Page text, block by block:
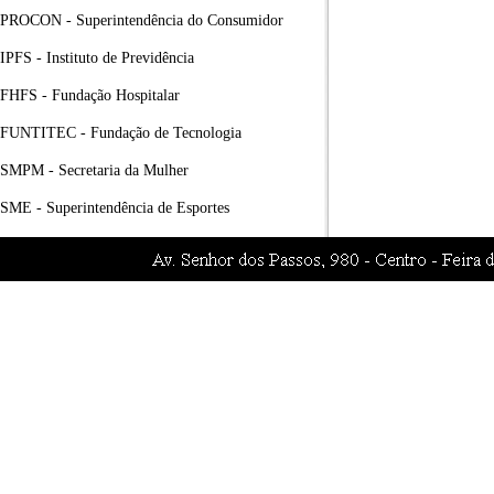
PROCON - Superintendência do Consumidor
IPFS - Instituto de Previdência
FHFS - Fundação Hospitalar
FUNTITEC - Fundação de Tecnologia
SMPM - Secretaria da Mulher
SME - Superintendência de Esportes